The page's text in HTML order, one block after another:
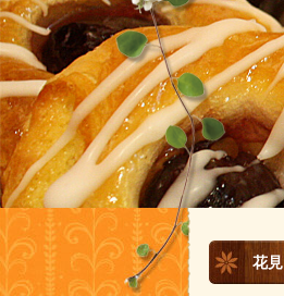
花見